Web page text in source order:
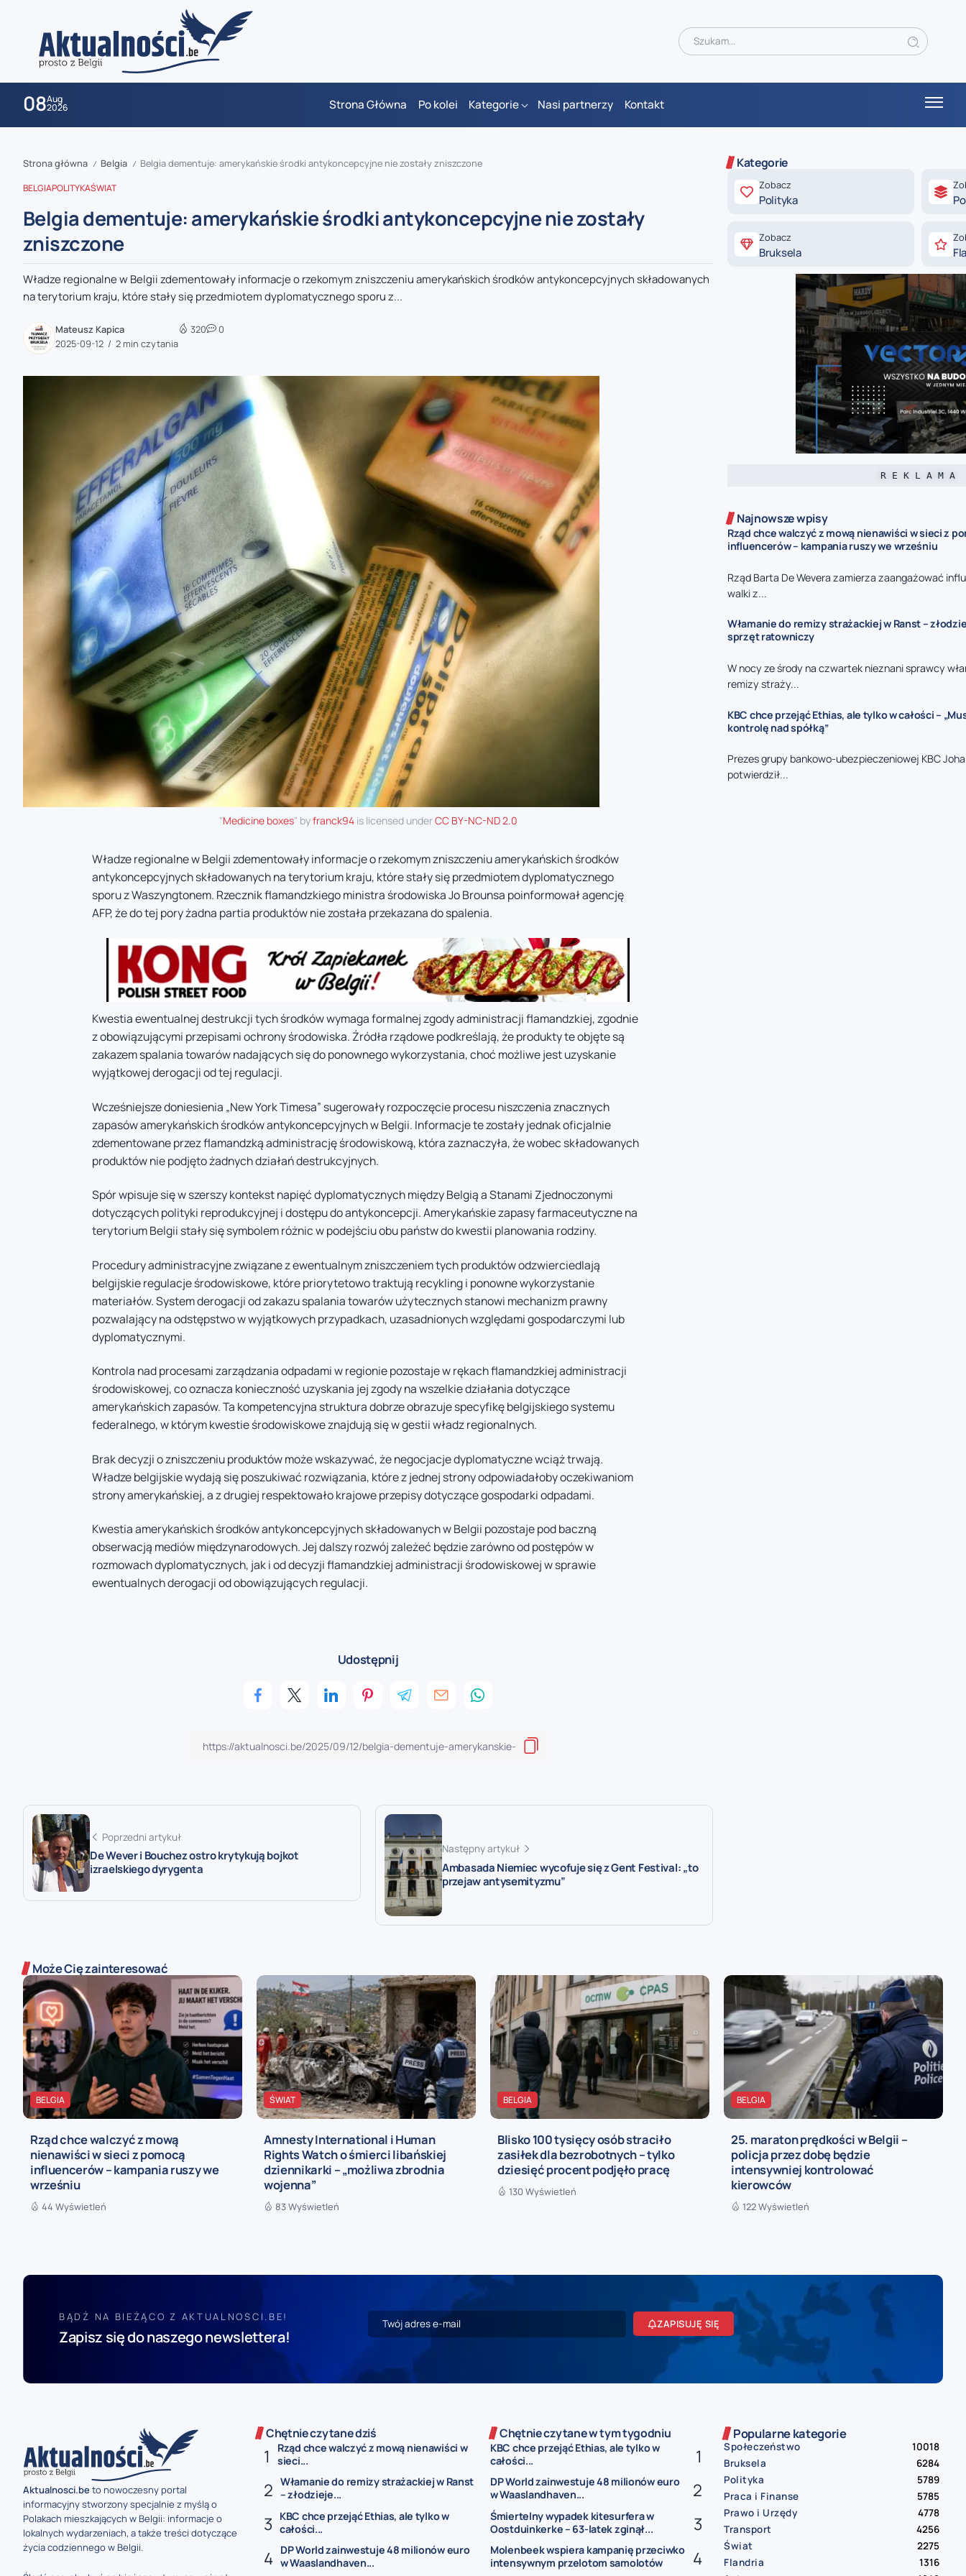
08Aug
2026 Strona Główna Po kolei Kategorie Nasi partnerzy Kontakt
zaobserwuj nas
zaobserwuj nas
zaobserwuj nas
Strona główna / Belgia / Belgia dementuje: amerykańskie środki antykoncepcyjne nie zostały zniszczone
BELGIAPOLITYKAŚWIAT
Belgia dementuje: amerykańskie środki antykoncepcyjne nie zostały
zniszczone
Władze regionalne w Belgii zdementowały informacje o rzekomym zniszczeniu amerykańskich środków antykoncepcyjnych składowanych
na terytorium kraju, które stały się przedmiotem dyplomatycznego sporu z...
Mateusz Kapica
2025-09-12
2 min czytania
320 0
"Medicine boxes" byfranck94is licensed underCC BY-NC-ND 2.0
Władze regionalne w Belgii zdementowały informacje o rzekomym zniszczeniu amerykańskich środków
antykoncepcyjnych składowanych na terytorium kraju, które stały się przedmiotem dyplomatycznego
sporu z Waszyngtonem. Rzecznik flamandzkiego ministra środowiska Jo Brounsa poinformował agencję
AFP, że do tej pory żadna partia produktów nie została przekazana do spalenia.
Kwestia ewentualnej destrukcji tych środków wymaga formalnej zgody administracji flamandzkiej, zgodnie
z obowiązującymi przepisami ochrony środowiska. Źródła rządowe podkreślają, że produkty te objęte są
zakazem spalania towarów nadających się do ponownego wykorzystania, choć możliwe jest uzyskanie
wyjątkowej derogacji od tej regulacji.
Wcześniejsze doniesienia „New York Timesa” sugerowały rozpoczęcie procesu niszczenia znacznych
zapasów amerykańskich środków antykoncepcyjnych w Belgii. Informacje te zostały jednak oficjalnie
zdementowane przez flamandzką administrację środowiskową, która zaznaczyła, że wobec składowanych
produktów nie podjęto żadnych działań destrukcyjnych.
Spór wpisuje się w szerszy kontekst napięć dyplomatycznych między Belgią a Stanami Zjednoczonymi
dotyczących polityki reprodukcyjnej i dostępu do antykoncepcji. Amerykańskie zapasy farmaceutyczne na
terytorium Belgii stały się symbolem różnic w podejściu obu państw do kwestii planowania rodziny.
Procedury administracyjne związane z ewentualnym zniszczeniem tych produktów odzwierciedlają
belgijskie regulacje środowiskowe, które priorytetowo traktują recykling i ponowne wykorzystanie
materiałów. System derogacji od zakazu spalania towarów użytecznych stanowi mechanizm prawny
pozwalający na odstępstwo w wyjątkowych przypadkach, uzasadnionych względami gospodarczymi lub
dyplomatycznymi.
Kontrola nad procesami zarządzania odpadami w regionie pozostaje w rękach flamandzkiej administracji
środowiskowej, co oznacza konieczność uzyskania jej zgody na wszelkie działania dotyczące
amerykańskich zapasów. Ta kompetencyjna struktura dobrze obrazuje specyfikę belgijskiego systemu
federalnego, w którym kwestie środowiskowe znajdują się w gestii władz regionalnych.
Brak decyzji o zniszczeniu produktów może wskazywać, że negocjacje dyplomatyczne wciąż trwają.
Władze belgijskie wydają się poszukiwać rozwiązania, które z jednej strony odpowiadałoby oczekiwaniom
strony amerykańskiej, a z drugiej respektowało krajowe przepisy dotyczące gospodarki odpadami.
Kwestia amerykańskich środków antykoncepcyjnych składowanych w Belgii pozostaje pod baczną
obserwacją mediów międzynarodowych. Jej dalszy rozwój zależeć będzie zarówno od postępów w
rozmowach dyplomatycznych, jak i od decyzji flamandzkiej administracji środowiskowej w sprawie
ewentualnych derogacji od obowiązujących regulacji.
Udostępnij
Poprzedni artykuł
De Wever i Bouchez ostro krytykują bojkot
izraelskiego dyrygenta
Następny artykuł
Ambasada Niemiec wycofuje się z Gent Festival: „to
przejaw antysemityzmu”
Kategorie
Zobacz
Polityka
Zobacz
Bruksela
R E K L A M A
Najnowsze wpisy
Rząd chce walczyć z mową nienawiści w sieci z
influencerów – kampania ruszy we wrześniu
Rząd Barta De Wevera zamierza zaangażować
walki z...
Włamanie do remizy strażackiej w Ranst –
sprzęt ratowniczy
W nocy ze środy na czwartek nieznani sprawcy
remizy straży...
KBC chce przejąć Ethias, ale tylko w całości –
kontrolę nad spółką”
Prezes grupy bankowo-ubezpieczeniowej KBC
potwierdził...
Może Cię zainteresować
BELGIA
Rząd chce walczyć z mową
nienawiści w sieci z pomocą
influencerów – kampania ruszy we
wrześniu
44 Wyświetleń
ŚWIAT
Amnesty International i Human
Rights Watch o śmierci libańskiej
dziennikarki – „możliwa zbrodnia
wojenna”
83 Wyświetleń
BELGIA
Blisko 100 tysięcy osób straciło
zasiłek dla bezrobotnych – tylko
dziesięć procent podjęło pracę
130 Wyświetleń
BELGIA
25. maraton prędkości w Belgii –
policja przez dobę będzie
intensywniej kontrolować
kierowców
122 Wyświetleń
BĄDŹ NA BIEŻĄCO Z AKTUALNOSCI.BE!
Zapisz się do naszego newslettera!
ZAPISUJĘ SIĘ
Aktualnosci.beto nowoczesny portal
informacyjny stworzony specjalnie z myślą o
Polakach mieszkających w Belgii: informacje o
lokalnych wydarzeniach, a także treści dotyczące
życia codziennego w Belgii.
Chętnie czytane dziś
Rząd chce walczyć z mową nienawiści w
sieci...
Włamanie do remizy strażackiej w Ranst
– złodzieje...
KBC chce przejąć Ethias, ale tylko w
całości...
DP World zainwestuje 48 milionów euro
w Waaslandhaven...
Chętnie czytane w tym tygodniu
KBC chce przejąć Ethias, ale tylko w
całości...
DP World zainwestuje 48 milionów euro
w Waaslandhaven...
Śmiertelny wypadek kitesurfera w
Oostduinkerke – 63-latek zginął...
Molenbeek wspiera kampanię przeciwko
intensywnym przelotom samolotów
Popularne kategorie
Społeczeństwo
10018
Bruksela
6284
Polityka
5789
Praca i Finanse
5785
Prawo i Urzędy
4778
Transport
4256
Świat
2275
Flandria
1316